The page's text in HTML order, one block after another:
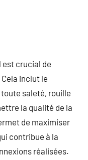
est crucial de
inclut le
saleté, rouille
la qualité de la
de maximiser
contribue à la
réalisées.